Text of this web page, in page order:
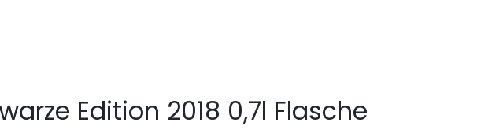
Edition 2018 0,7l Flasche